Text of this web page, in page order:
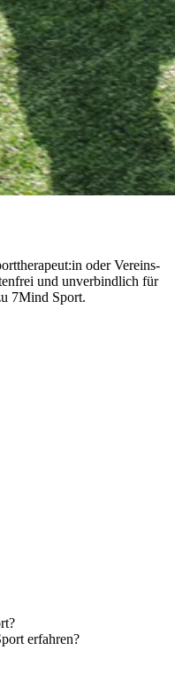
oder Ver­eins-
und unver­bind­lich für
7Mind Sport.
erfahren?